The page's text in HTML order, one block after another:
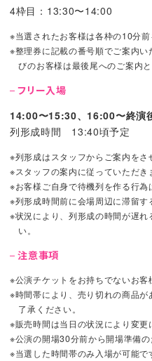
4枠目：13:30〜14:00
※当選されたお客様は各枠の10分前
※整理券に記載の番号順でご案内
びのお客様は最後尾へのご案内と
フリー入場
14:00〜15:30、16:00〜終演
列形成時間 13:40頃予定
※列形成はスタッフからご案内をさ
※スタッフの案内に従っていただき
※お客様ご自身で待機列を作る行為
※列形成時間前に会場周辺に滞留す
※状況により、列形成の時間が遅
い。
注意事項
※公演チケットをお持ちでないお客
※時間帯により、売り切れの商品
了承ください。
※販売時間は当日の状況により変更
※公演の開場30分前から開場準備
※当選した時間帯のみ入場が可能で